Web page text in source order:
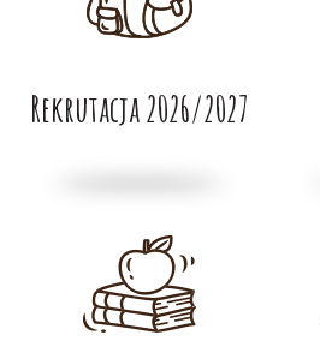
Rekrutacja 2026/2027